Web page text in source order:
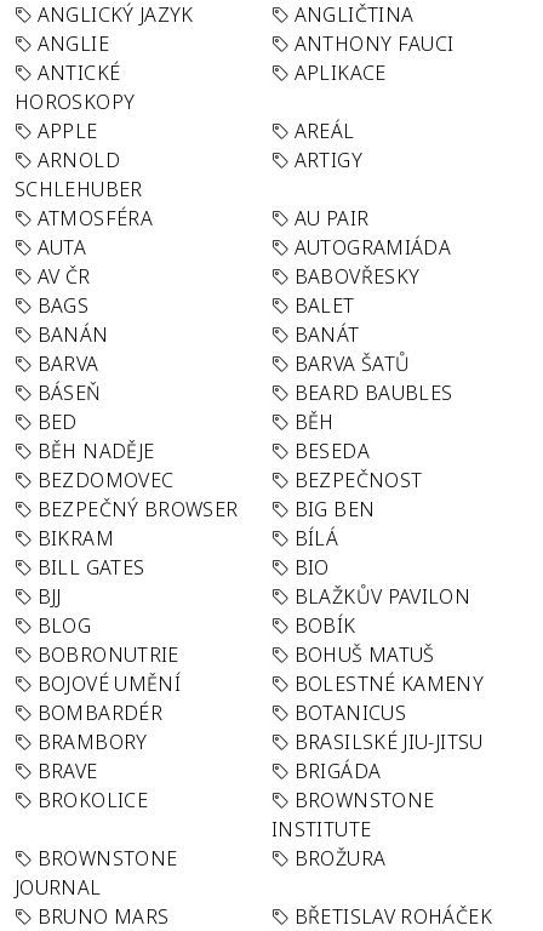
ANGLICKÝ JAZYK
ANGLIČTINA
ANGLIE
ANTHONY FAUCI
ANTICKÉ
HOROSKOPY
APLIKACE
APPLE
AREÁL
ARNOLD
SCHLEHUBER
ARTIGY
ATMOSFÉRA
AU PAIR
AUTA
AUTOGRAMIÁDA
AV ČR
BABOVŘESKY
BAGS
BALET
BANÁN
BANÁT
BARVA
BARVA ŠATŮ
BÁSEŇ
BEARD BAUBLES
BED
BĚH
BĚH NADĚJE
BESEDA
BEZDOMOVEC
BEZPEČNOST
BEZPEČNÝ BROWSER
BIG BEN
BIKRAM
BÍLÁ
BILL GATES
BIO
BJJ
BLAŽKŮV PAVILON
BLOG
BOBÍK
BOBRONUTRIE
BOHUŠ MATUŠ
BOJOVÉ UMĚNÍ
BOLESTNÉ KAMENY
BOMBARDÉR
BOTANICUS
BRAMBORY
BRASILSKÉ JIU-JITSU
BRAVE
BRIGÁDA
BROKOLICE
BROWNSTONE
INSTITUTE
BROWNSTONE
JOURNAL
BROŽURA
BRUNO MARS
BŘETISLAV ROHÁČEK